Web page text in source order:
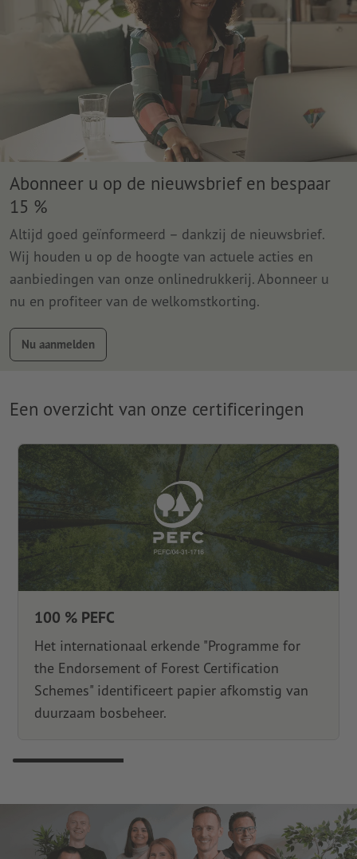
Abonneer u op de nieuwsbrief en bespaar
15 %
Altijd goed geïnformeerd – dankzij de nieuwsbrief.
Wij houden u op de hoogte van actuele acties en
aanbiedingen van onze onlinedrukkerij. Abonneer u
nu en profiteer van de welkomstkorting.
Nu aanmelden
Een overzicht van onze certificeringen
100 % PEFC
Het internationaal erkende "Programme for
the Endorsement of Forest Certification
Schemes" identificeert papier afkomstig van
duurzaam bosbeheer.